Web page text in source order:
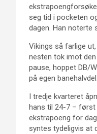
seg tid i pocketen
dagen. Han noterte
Vikings så farlige
nesten tok imot
pause, hoppet DB/
på egen
I tredje kvarteret
hans til 24-7 –
ekstrapoeng for
syntes tydeligvis at